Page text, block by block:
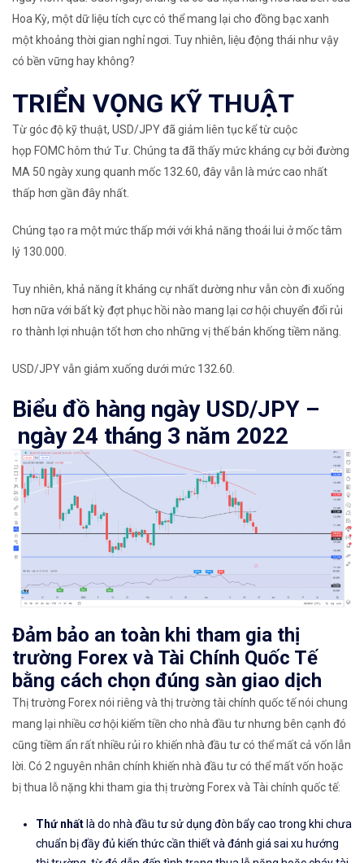
Hoa Kỳ, một dữ liệu tích cực có thể mang lại cho đồng bạc xanh
một khoảng thời gian nghỉ ngơi. Tuy nhiên, liệu động thái như vậy
có bền vững hay không?
TRIỂN VỌNG KỸ THUẬT
Từ góc độ kỹ thuật, USD/JPY đã giảm liên tục kể từ cuộc
họp FOMC hôm thứ Tư. Chúng ta đã thấy mức kháng cự bởi đường
MA 50 ngày xung quanh mốc 132.60, đây vẫn là mức cao nhất
thấp hơn gần đây nhất.
Chúng tạo ra một mức thấp mới với khả năng thoái lui ở mốc tâm
lý 130.000.
Tuy nhiên, khả năng ít kháng cự nhất dường như vẫn còn đi xuống
hơn nữa với bất kỳ đợt phục hồi nào mang lại cơ hội chuyển đổi rủi
ro thành lợi nhuận tốt hơn cho những vị thế bán khống tiềm năng.
USD/JPY vẫn giảm xuống dưới mức 132.60.
Biểu đồ hàng ngày USD/JPY –
ngày 24 tháng 3 năm 2022
Đảm bảo an toàn khi tham gia thị
trường Forex và Tài Chính Quốc Tế
bằng cách chọn đúng sàn giao dịch
Thị trường Forex nói riêng và thị trường tài chính quốc tế nói chung
mang lại nhiều cơ hội kiếm tiền cho nhà đầu tư nhưng bên cạnh đó
cũng tiềm ẩn rất nhiều rủi ro khiến nhà đầu tư có thể mất cả vốn lẫn
lời. Có 2 nguyên nhân chính khiến nhà đầu tư có thể mất vốn hoặc
bị thua lỗ nặng khi tham gia thị trường Forex và Tài chính quốc tế:
Thứ nhất là do nhà đầu tư sử dụng đòn bẩy cao trong khi chưa
chuẩn bị đầy đủ kiến thức cần thiết và đánh giá sai xu hướng